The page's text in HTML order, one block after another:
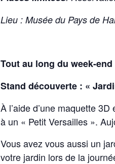
Lieu : Musée du Pays de
Tout au long du week-end
Stand découverte : «
À l’aide d’une maquette
à un « Petit Versailles ».
Vous avez vous aussi un
votre jardin lors de la